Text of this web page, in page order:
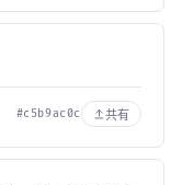
#c5b9ac0c 共有